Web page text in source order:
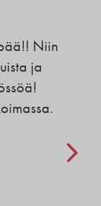
Niin
ja